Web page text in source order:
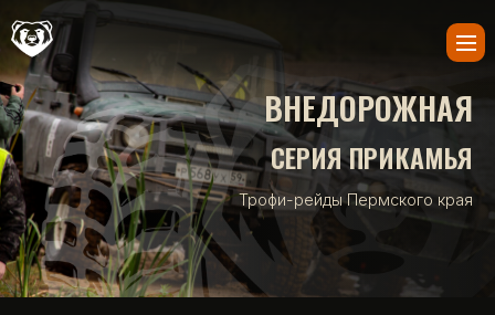
ВНЕДОРОЖНАЯ
СЕРИЯ ПРИКАМЬЯ
Трофи-рейды Пермского края